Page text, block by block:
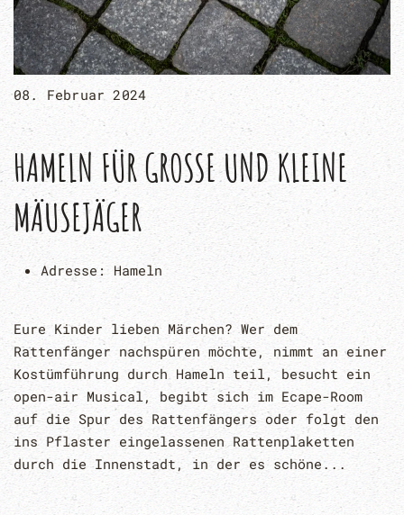
08. Februar 2024
HAMELN FÜR GROSSE UND KLEINE M
ÄUSEJÄGER
Adresse: Hameln
Eure Kinder lieben Märchen? Wer dem
Rattenfänger nachspüren möchte, nimmt an einer
Kostümführung durch Hameln teil, besucht ein
open-air Musical, begibt sich im Ecape-Room
auf die Spur des Rattenfängers oder folgt den
ins Pflaster eingelassenen Rattenplaketten
durch die Innenstadt, in der es schöne...